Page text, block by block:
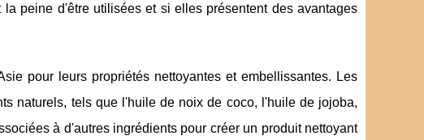
peine d'être utilisées et si elles présentent des avantages
pour leurs propriétés nettoyantes et embellissantes. Les
naturels, tels que l'huile de noix de coco, l'huile de jojoba,
à d'autres ingrédients pour créer un produit nettoyant